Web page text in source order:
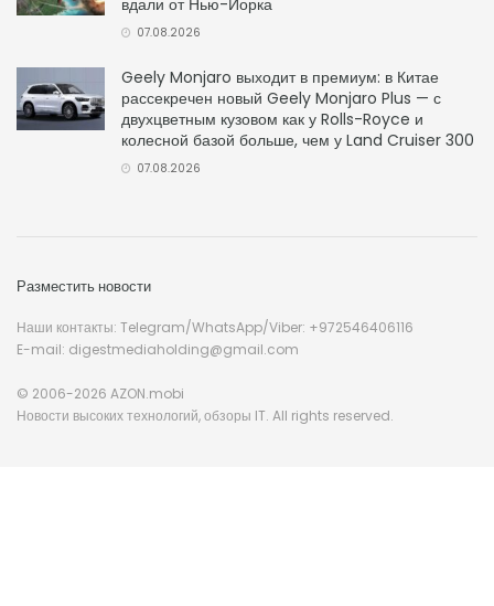
07.08.2026
Geely Monjaro выходит в премиум: в Китае
рассекречен новый Geely Monjaro Plus — с
двухцветным кузовом как у Rolls-Royce и
колесной базой больше, чем у Land Cruiser 300
07.08.2026
Разместить новости
Наши контакты: Telegram/WhatsApp/Viber: +972546406116
E-mail: digestmediaholding@gmail.com
© 2006-2026 AZON.mobi
Новости высоких технологий, обзоры IT. All rights reserved.